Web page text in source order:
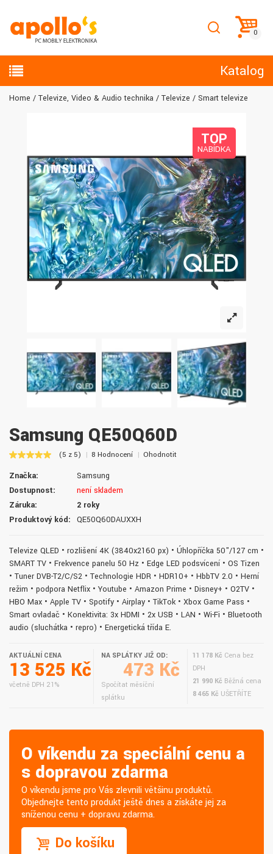
Katalog
Home Televize, Video & Audio technika Televize Smart televize
TOP
NABÍDKA
Samsung QE50Q60D
(5 z 5) 8 Hodnocení Ohodnotit
Značka:
Samsung
Dostupnost:
není skladem
Záruka:
2 roky
Produktový kód:
QE50Q60DAUXXH
Televize QLED • rozlišení 4K (3840x2160 px) • Úhlopříčka 50"/127 cm •
SMART TV • Frekvence panelu 50 Hz • Edge LED podsvícení • OS Tizen
• Tuner DVB-T2/C/S2 • Technologie HDR • HDR10+ • HbbTV 2.0 • Herní
režim • podpora Netflix • Youtube • Amazon Prime • Disney+ • O2TV •
HBO Max • Apple TV • Spotify • Airplay • TikTok • Xbox Game Pass •
Smart ovladač • Konektivita: 3x HDMI • 2x USB • LAN • Wi-Fi • Bluetooth
audio (sluchátka • repro) • Energetická třída E.
AKTUÁLNÍ CENA
13 525 Kč
včetně DPH 21%
NA SPLÁTKY JIŽ OD:
473 Kč
Spočítat měsíční
splátku
11 178 Kč Cena bez
DPH
21 990 Kč Běžná cena
8 465 Kč UŠETŘÍTE
O víkendu za speciální cenu a
s dopravou zdarma
O víkendu jsme pro Vás zlevnili většinu produktů.
Objednejte tento produkt ještě dnes a získáte jej za
sníženou cenu + dopravu zdarma.
Do košíku